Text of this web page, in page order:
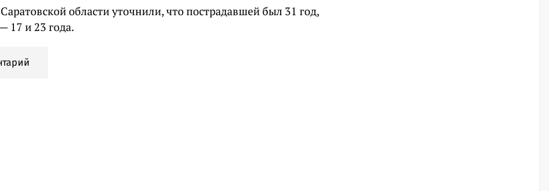
области уточнили, что пострадавшей был 31 год,
17 и 23 года.